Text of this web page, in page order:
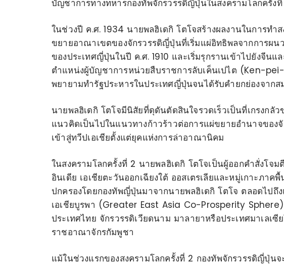
บัญชาการทางทหารกองทัพจักรวรรดิญี่ปุ่นในสงครามโลกครั้ง
ในช่วงปี ค.ศ. 1934 นายพลฮิเดกิ โตโจสร้างผลงานในการทำ
ขยายอาณาเขตของจักรวรรดิญี่ปุ่นที่เริ่มแผ่อิทธิพลจากการผน
ของประเทศญี่ปุ่นในปี ค.ศ. 1910 และเริ่มรุกรานเข้าไปยังจีนแ
ตำแหน่งผู้บัญชาการหน่วยสืบราชการลับเค็นเปไต (Ken-
พยายามทำรัฐประหารในประเทศญี่ปุ่นจนได้รับคำยกย่องจากส
นายพลฮิเดกิ โตโจมีนิสัยที่ดุดันตัดสินใจรวดเร็วเป็นที่เกรงก
แนวคิดเป็นไปในแนวทางก้าวร้าวต่อการแผ่ขยายอำนาจของจั
เข้าสู่ทวีปเอเชียตั้งแต่ยุคแห่งการล่าอาณานิคม
ในสงครามโลกครั้งที่ 2 นายพลฮิเดกิ โตโจเป็นผู้ออกคำสั่งโจม
อินเดีย เอเชียตะวันออกเฉียงใต้ ออสเตรเลียและหมู่เกาะภา
ปกครองโดยกองทัพญี่ปุ่นมาจากนายพลฮิเดกิ โตโจ ตลอดไปถึ
เอเชียบูรพา (Greater East Asia Co-Prosperity Sphere)
ประเทศไทย จักรวรรดิเวียดนาม มาลายาหรือประเทศมาเล
ราชอาณาจักรกัมพูชา
แม้ในช่วงแรกของสงครามโลกครั้งที่ 2 กองทัพจักรวรรดิญี่ปุ่น